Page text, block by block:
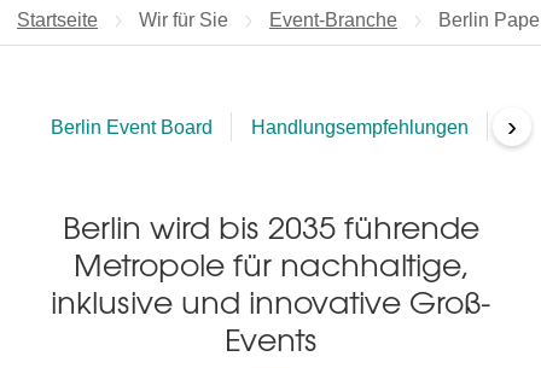
Startseite Wir für Sie Event-Branche Aktuelle
Berlin
Berlin Event Board Handlungsempfehlungen ›
Berlin wird bis 2035 führende
Metropole für nachhaltige,
inklusive und innovative Groß-
Events